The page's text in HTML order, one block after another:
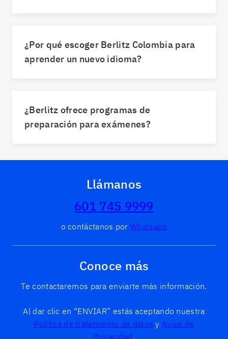
¿Por qué escoger Berlitz Colombia para
aprender un nuevo idioma?
¿Berlitz ofrece programas de
preparación para exámenes?
Llámanos
601 745 9999
o contáctanos por Whatsapp
Conoce más
Te contactaremos para enviarte más información.
Al dar clic en “ENVIAR” estás aceptando nuestra
Política de tratamiento de datos yAviso de
Privacidad.